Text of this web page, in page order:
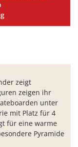
zeigt
zeigen ihr
unter
mit Platz für 4
für eine warme
Pyramide